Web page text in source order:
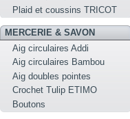
Plaid et coussins TRICOT
MERCERIE & SAVON
Aig circulaires Addi
Aig circulaires Bambou
Aig doubles pointes
Crochet Tulip ETIMO
Boutons